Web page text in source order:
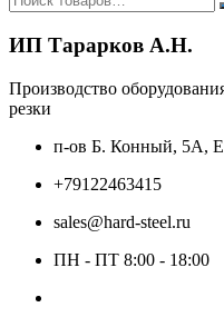
ИП Тарарков А.Н.
Производство
резки
п-ов Б. Конный, 5А,
+79122463415
sales@hard-steel.ru
ПН - ПТ 8:00 - 18:00